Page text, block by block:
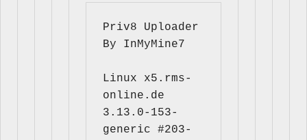
Priv8 Uploader
By InMyMine7
Linux x5.rms-
online.de
3.13.0-153-
generic #203-